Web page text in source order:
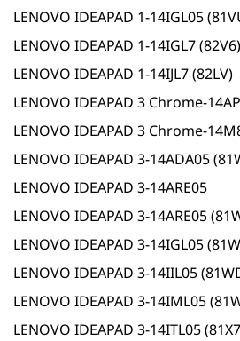
LENOVO IDEAPAD 1-14IGL05
LENOVO IDEAPAD 1-14IGL7 (82V6)
LENOVO IDEAPAD 1-14IJL7 (82LV)
LENOVO IDEAPAD 3 Chrome-
LENOVO IDEAPAD 3 Chrome-
LENOVO IDEAPAD 3-14ADA05
LENOVO IDEAPAD 3-14ARE05
LENOVO IDEAPAD 3-14ARE05
LENOVO IDEAPAD 3-14IGL05
LENOVO IDEAPAD 3-14IIL05
LENOVO IDEAPAD 3-14IML05
LENOVO IDEAPAD 3-14ITL05